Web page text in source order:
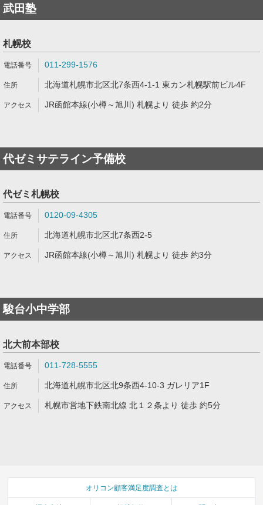
武田塾
札幌校
011-299-1576
北海道札幌市北区北7条西4-1-1 東カン札幌駅前ビル4F
JR函館本線(小樽～旭川) 札幌より 徒歩 約2分
代ゼミサテライン予備校
代ゼミ札幌校
0120-09-4305
北海道札幌市北区北7条西2-5
JR函館本線(小樽～旭川) 札幌より 徒歩 約3分
駿台小中学部
北大前本部校
011-728-5555
北海道札幌市北区北9条西4-10-3 ガレリア1F
札幌市営地下鉄南北線 北１２条より 徒歩 約5分
オリコン顧客満足度調査とは